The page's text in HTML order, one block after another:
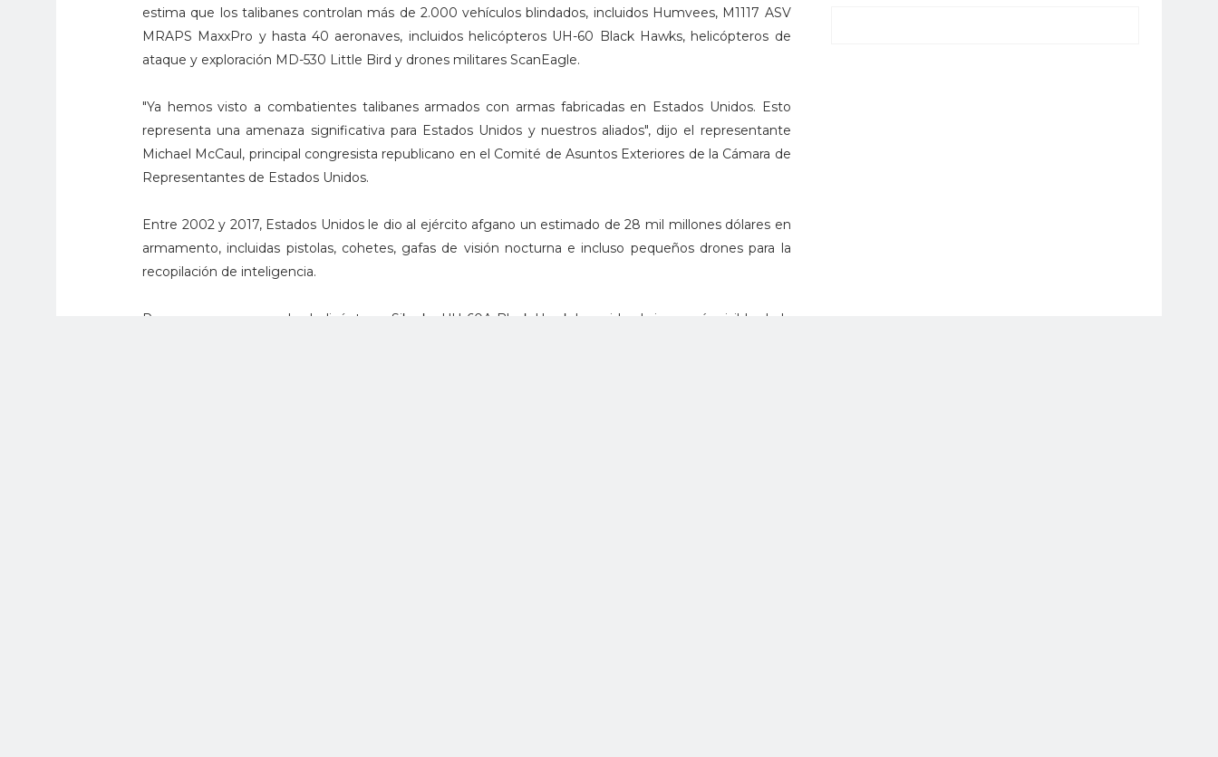
estima que los talibanes controlan más de 2.000 vehículos blindados, incluidos Humvees, M1117 ASV
MRAPS MaxxPro y hasta 40 aeronaves, incluidos helicópteros UH-60 Black Hawks, helicópteros de
ataque y exploración MD-530 Little Bird y drones militares ScanEagle.
"Ya hemos visto a combatientes talibanes armados con armas fabricadas en Estados Unidos. Esto
representa una amenaza significativa para Estados Unidos y nuestros aliados", dijo el representante
Michael McCaul, principal congresista republicano en el Comité de Asuntos Exteriores de la Cámara de
Representantes de Estados Unidos.
Entre 2002 y 2017, Estados Unidos le dio al ejército afgano un estimado de 28 mil millones dólares en
armamento, incluidas pistolas, cohetes, gafas de visión nocturna e incluso pequeños drones para la
recopilación de inteligencia.
Pero aeronaves como los helicópteros Sikorky UH-60A Black Hawk han sido el signo más visible de la